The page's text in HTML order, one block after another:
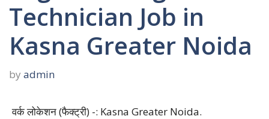
Technician Job in
Kasna Greater Noida
by admin
वर्क लोकेशन (फैक्ट्री) -: Kasna Greater Noida.